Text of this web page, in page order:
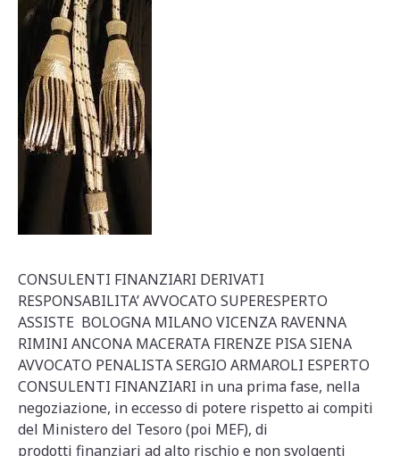
CONSULENTI FINANZIARI DERIVATI
RESPONSABILITA’ AVVOCATO SUPERESPERTO
ASSISTE BOLOGNA MILANO VICENZA RAVENNA
RIMINI ANCONA MACERATA FIRENZE PISA SIENA
AVVOCATO PENALISTA SERGIO ARMAROLI ESPERTO
CONSULENTI FINANZIARI in una prima fase, nella
negoziazione, in eccesso di potere rispetto ai compiti
del Ministero del Tesoro (poi MEF), di
prodotti finanziari ad alto rischio e non svolgenti